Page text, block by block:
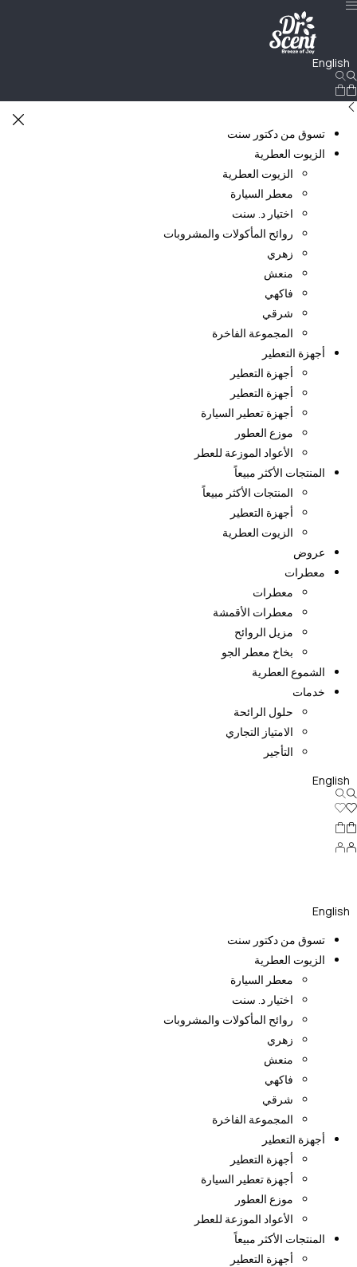
English
تسوق من دكتور سنت
الزيوت العطرية
الزيوت العطرية
معطر السيارة
اختيار د. سنت
روائح المأكولات والمشروبات
زهري
منعش
فاكهي
شرقي
المجموعة الفاخرة
أجهزة التعطير
أجهزة التعطير
أجهزة التعطير
أجهزة تعطير السيارة
موزع العطور
الأعواد الموزعة للعطر
المنتجات الأكثر مبيعاً
المنتجات الأكثر مبيعاً
أجهزة التعطير
الزيوت العطرية
عروض
معطرات
معطرات
معطرات الأقمشة
مزيل الروائح
بخاخ معطر الجو
الشموع العطرية
خدمات
حلول الرائحة
الامتياز التجاري
التأجير
English
English
تسوق من دكتور سنت
الزيوت العطرية
معطر السيارة
اختيار د. سنت
روائح المأكولات والمشروبات
زهري
منعش
فاكهي
شرقي
المجموعة الفاخرة
أجهزة التعطير
أجهزة التعطير
أجهزة تعطير السيارة
موزع العطور
الأعواد الموزعة للعطر
المنتجات الأكثر مبيعاً
أجهزة التعطير